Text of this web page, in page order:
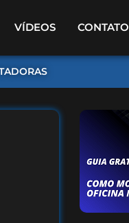
VÍDEOS CONTATO